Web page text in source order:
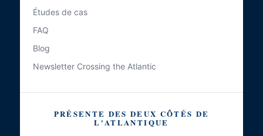
Études de cas
FAQ
Blog
Newsletter Crossing the Atlantic
PRÉSENTE DES DEUX CÔTÉS DE
L'ATLANTIQUE